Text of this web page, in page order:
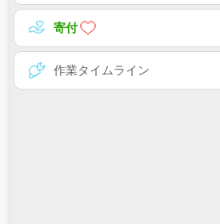
寄付
作業タイムライン